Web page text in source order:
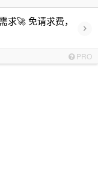
🚀 免请求费，
›
PRO